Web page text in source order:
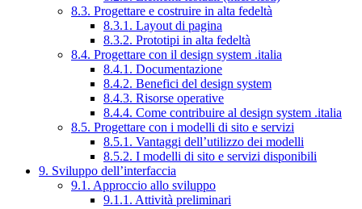
8.3. Progettare e costruire in alta fedeltà
8.3.1. Layout di pagina
8.3.2. Prototipi in alta fedeltà
8.4. Progettare con il design system .italia
8.4.1. Documentazione
8.4.2. Benefici del design system
8.4.3. Risorse operative
8.4.4. Come contribuire al design system .italia
8.5. Progettare con i modelli di sito e servizi
8.5.1. Vantaggi dell’utilizzo dei modelli
8.5.2. I modelli di sito e servizi disponibili
9. Sviluppo dell’interfaccia
9.1. Approccio allo sviluppo
9.1.1. Attività preliminari